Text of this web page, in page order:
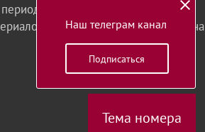
Тема номера
издание «Татарстан»
или их фрагментов ссылка на
Наш телеграм канал
Подписаться